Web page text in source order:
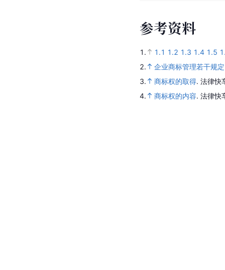
参考资料
1. 1.1 1.2 1.3 1.4 1.5
2.
企业商标管理若干规定
3.
商标权的取得. 法律快
4.
商标权的内容. 法律快